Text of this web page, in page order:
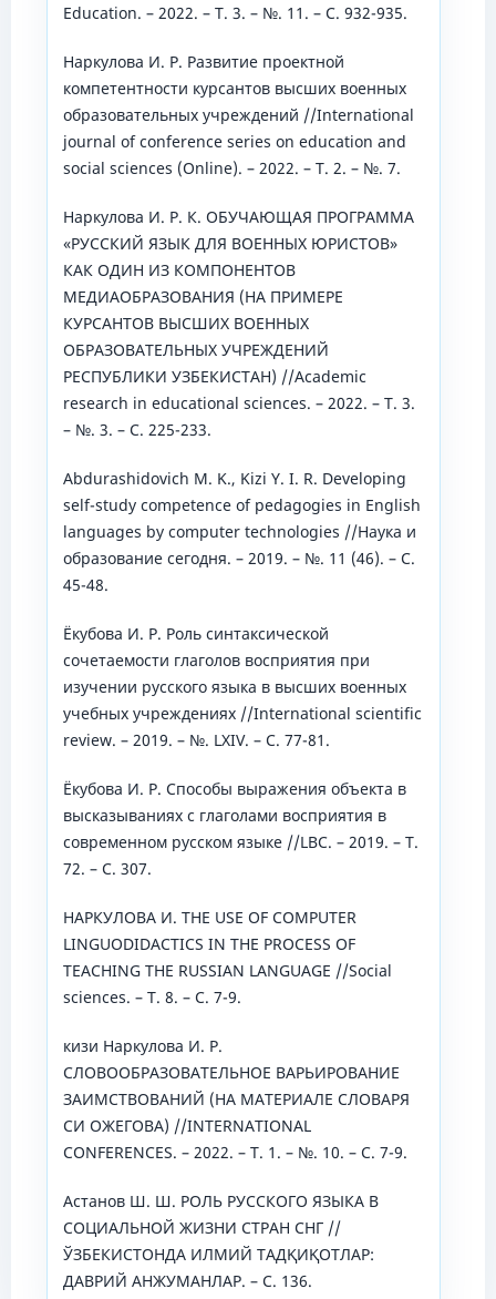
Education. – 2022. – Т. 3. – №. 11. – С. 932-935.
Наркулова И. Р. Развитие проектной
компетентности курсантов высших военных
образовательных учреждений //International
journal of conference series on education and
social sciences (Online). – 2022. – Т. 2. – №. 7.
Наркулова И. Р. К. ОБУЧАЮЩАЯ ПРОГРАММА
«РУССКИЙ ЯЗЫК ДЛЯ ВОЕННЫХ ЮРИСТОВ»
КАК ОДИН ИЗ КОМПОНЕНТОВ
МЕДИАОБРАЗОВАНИЯ (НА ПРИМЕРЕ
КУРСАНТОВ ВЫСШИХ ВОЕННЫХ
ОБРАЗОВАТЕЛЬНЫХ УЧРЕЖДЕНИЙ
РЕСПУБЛИКИ УЗБЕКИСТАН) //Academic
research in educational sciences. – 2022. – Т. 3.
– №. 3. – С. 225-233.
Abdurashidovich M. K., Kizi Y. I. R. Developing
self-study competence of pedagogies in English
languages by computer technologies //Наука и
образование сегодня. – 2019. – №. 11 (46). – С.
45-48.
Ёкубова И. Р. Роль синтаксической
сочетаемости глаголов восприятия при
изучении русского языка в высших военных
учебных учреждениях //International scientific
review. – 2019. – №. LXIV. – С. 77-81.
Ёкубова И. Р. Способы выражения объекта в
высказываниях с глаголами восприятия в
современном русском языке //LBC. – 2019. – Т.
72. – С. 307.
НАРКУЛОВА И. THE USE OF COMPUTER
LINGUODIDACTICS IN THE PROCESS OF
TEACHING THE RUSSIAN LANGUAGE //Social
sciences. – Т. 8. – С. 7-9.
кизи Наркулова И. Р.
СЛОВООБРАЗОВАТЕЛЬНОЕ ВАРЬИРОВАНИЕ
ЗАИМСТВОВАНИЙ (НА МАТЕРИАЛЕ СЛОВАРЯ
СИ ОЖЕГОВА) //INTERNATIONAL
CONFERENCES. – 2022. – Т. 1. – №. 10. – С. 7-9.
Астанов Ш. Ш. РОЛЬ РУССКОГО ЯЗЫКА В
СОЦИАЛЬНОЙ ЖИЗНИ СТРАН СНГ //
ЎЗБЕКИСТОНДА ИЛМИЙ ТАДҚИҚОТЛАР:
ДАВРИЙ АНЖУМАНЛАР. – С. 136.